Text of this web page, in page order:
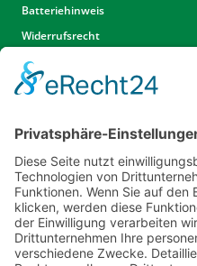
Batteriehinweis
Widerrufsrecht
Widerrufsrecht Dienstleistungen
AGB
Unsere Website
Unser Angebot
Service
Standorte
Karriere
Events & Termine